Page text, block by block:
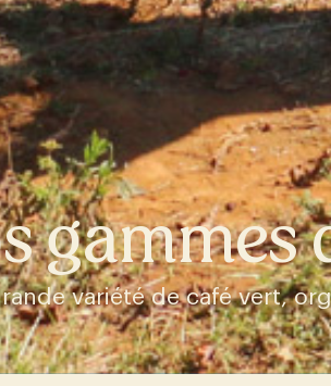
gammes
variété de café vert,